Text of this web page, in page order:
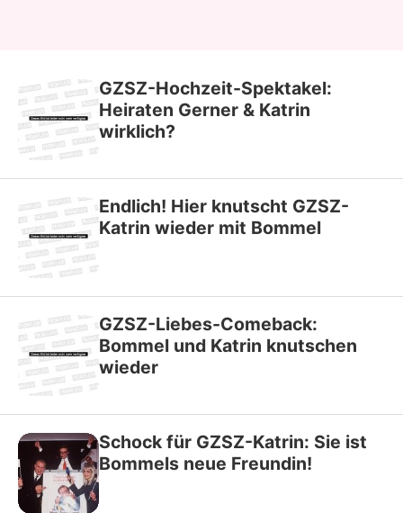
GZSZ-Hochzeit-Spektakel:
Heiraten Gerner & Katrin
wirklich?
Endlich! Hier knutscht GZSZ-
Katrin wieder mit Bommel
GZSZ-Liebes-Comeback:
Bommel und Katrin knutschen
wieder
Schock für GZSZ-Katrin: Sie ist
Bommels neue Freundin!